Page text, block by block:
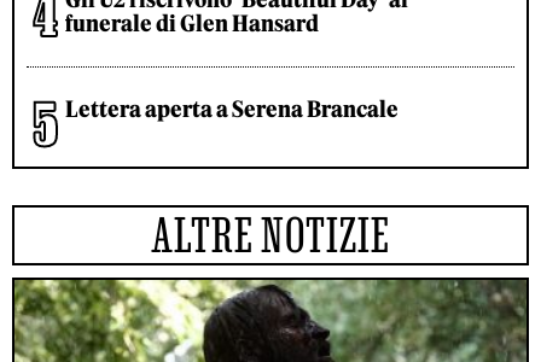
funerale di Glen Hansard
Lettera aperta a Serena Brancale
ALTRE NOTIZIE